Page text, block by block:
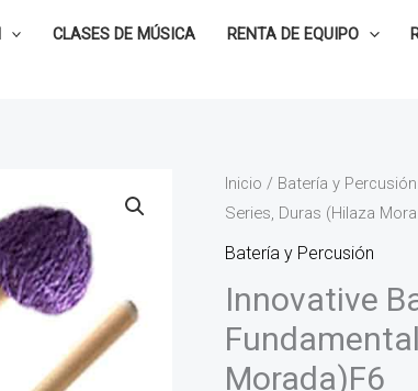
CLASES DE MÚSICA RENTA DE EQUIPO
Inicio / Batería y Percusión
Series, Duras (Hilaza
Batería y Percusión
Innovative
Morada)F6
Innovative
Baquetas
para
Fundamental
Series,
Duras